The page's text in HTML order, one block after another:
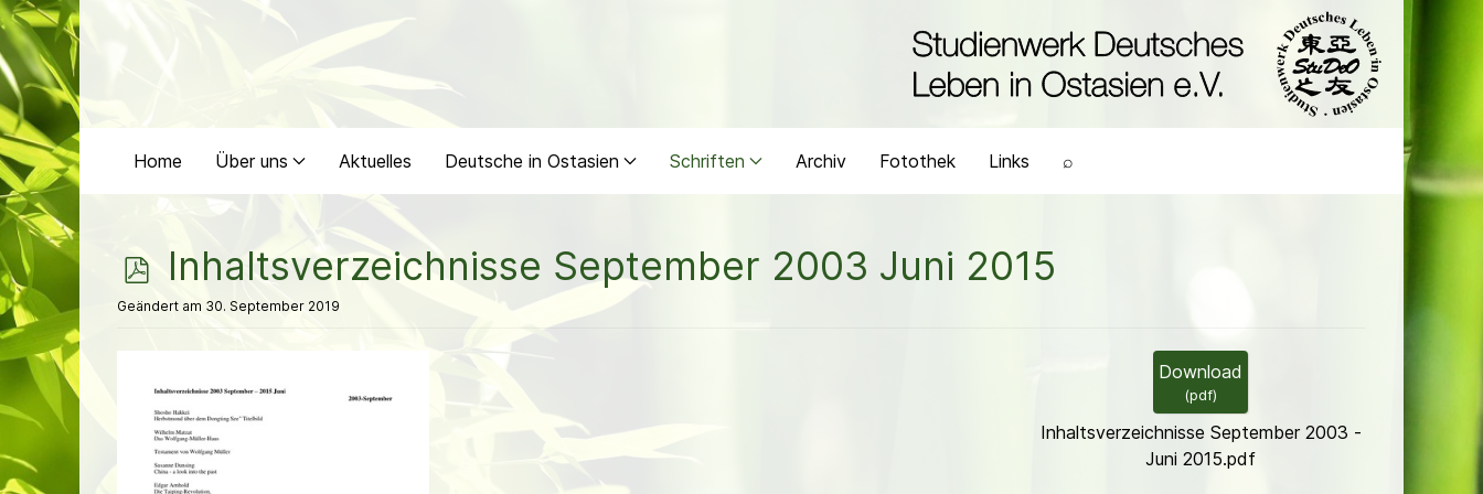
Home Über uns Aktuelles Deutsche in Ostasien Schriften Archiv Fotothek Links ⌕
p
d
f
Inhaltsverzeichnisse September 2003 Juni 2015
Geändert am 30. September 2019
Download
(pdf)
Inhaltsverzeichnisse September 2003 -
Juni 2015.pdf